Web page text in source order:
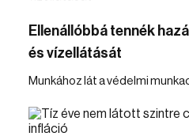
Ellenállóbbá tennék
és vízellátását
Munkához lát a védelmi